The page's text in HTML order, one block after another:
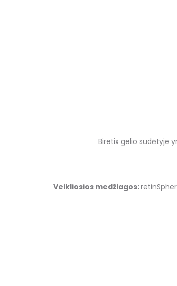
Biretix gelio sudėtyje
Veikliosios medžiagos: